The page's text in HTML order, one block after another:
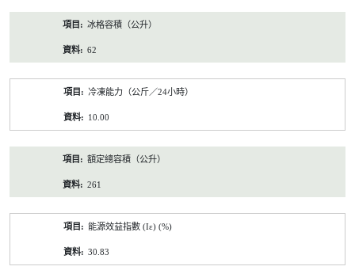
冰格容積（公升）
62
冷凍能力（公斤／24小時）
10.00
額定總容積（公升）
261
能源效益指數 (Iε) (%)
30.83